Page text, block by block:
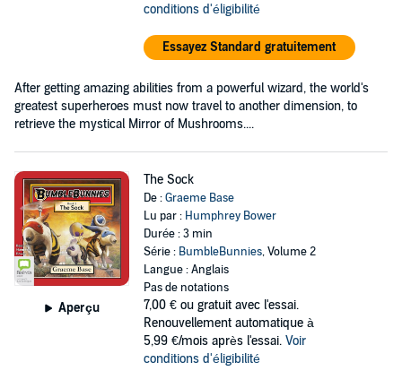
conditions d'éligibilité
Essayez Standard gratuitement
After getting amazing abilities from a powerful wizard, the world's
greatest superheroes must now travel to another dimension, to
retrieve the mystical Mirror of Mushrooms....
Aperçu
The Sock
De :Graeme Base
Lu par : Humphrey Bower
Durée : 3 min
Série : BumbleBunnies, Volume 2
Langue : Anglais
Pas de notations
7,00 € ou gratuit avec l'essai.
Renouvellement automatique à
5,99 €/mois après l'essai. Voir
conditions d'éligibilité